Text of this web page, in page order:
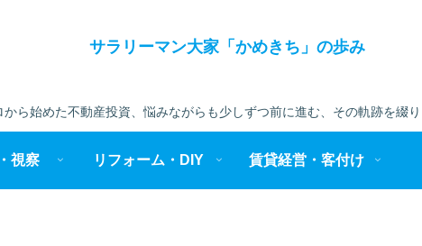
サラリーマン大家「かめきち」の歩み
ら始めた不動産投資、悩みながらも少しずつ前に進む、その軌跡を綴
視察 リフォーム・DIY 賃貸経営・客付け